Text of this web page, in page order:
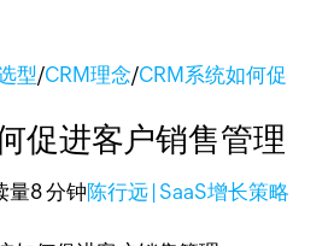
型/CRM理念/CRM系统如何促
促进客户销售管理
量8 分钟陈行远 | SaaS增长策略